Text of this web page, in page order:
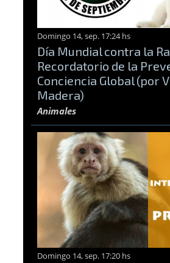
Domingo 14, sep. 17:24 hs
Día Mundial contra la
Recordatorio de la
Conciencia Global (por
Madera)
Animales
Domingo 14, sep. 17:20 hs